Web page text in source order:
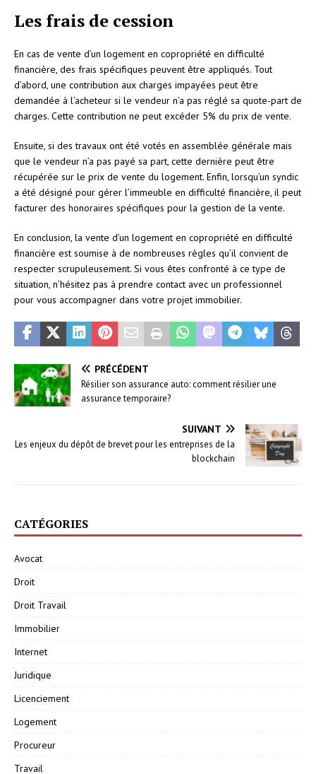
Les frais de cession
En cas de vente d’un logement en copropriété en difficulté
financière, des frais spécifiques peuvent être appliqués. Tout
d’abord, une contribution aux charges impayées peut être
demandée à l’acheteur si le vendeur n’a pas réglé sa quote-part de
charges. Cette contribution ne peut excéder 5% du prix de vente.
Ensuite, si des travaux ont été votés en assemblée générale mais
que le vendeur n’a pas payé sa part, cette dernière peut être
récupérée sur le prix de vente du logement. Enfin, lorsqu’un syndic
a été désigné pour gérer l’immeuble en difficulté financière, il peut
facturer des honoraires spécifiques pour la gestion de la vente.
En conclusion, la vente d’un logement en copropriété en difficulté
financière est soumise à de nombreuses règles qu’il convient de
respecter scrupuleusement. Si vous êtes confronté à ce type de
situation, n’hésitez pas à prendre contact avec un professionnel
pour vous accompagner dans votre projet immobilier.
PRÉCÉDENT
Résilier son assurance auto: comment résilier une
assurance temporaire?
SUIVANT
Les enjeux du dépôt de brevet pour les entreprises de la
blockchain
CATÉGORIES
Avocat
Droit
Droit Travail
Immobilier
Internet
Juridique
Licenciement
Logement
Procureur
Travail